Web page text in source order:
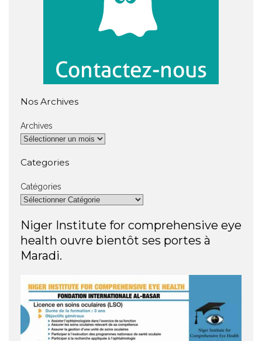
Nos Archives
Archives
Categories
Catégories
Niger Institute for comprehensive eye
health ouvre bientôt ses portes à
Maradi.